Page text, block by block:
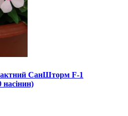
СанШторм F-1